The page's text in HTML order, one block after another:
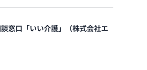
窓口「いい介護」（株式会社エ